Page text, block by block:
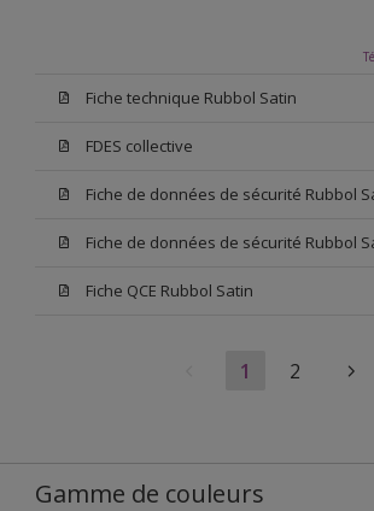
Fiche technique Rubbol Satin
FDES collective
Fiche de données de sécurité Rubbol
Fiche QCE Rubbol Satin
1 2
Gamme de couleurs